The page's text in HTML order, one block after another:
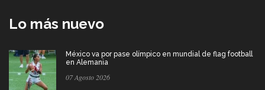
Lo más nuevo
México va por pase olímpico en mundial de flag football
en Alemania
07 Agosto 2026